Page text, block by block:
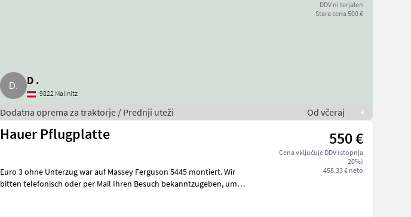
DDV ni terjalen
Stara cena 500 €
D .
9822 Mallnitz
Dodatna oprema za traktorje / Prednji uteži Od včeraj R
Hauer Pflugplatte 550 €
Cena vključuje DDV (stopnja
20%)
458,33 € neto
Euro 3 ohne Unterzug war auf Massey Ferguson 5445 montiert. Wir
bitten telefonisch oder per Mail Ihren Besuch bekanntzugeben, um